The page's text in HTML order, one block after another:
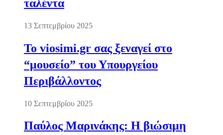
ταλέντα
13 Σεπτεμβρίου 2025
Το viosimi.gr σας ξεναγεί στο
“μουσείο” του Υπουργείου
Περιβάλλοντος
10 Σεπτεμβρίου 2025
Παύλος Μαρινάκης: Η βιώσιμη